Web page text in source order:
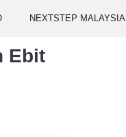
NEXTSTEP MALAYSIA
Ebit